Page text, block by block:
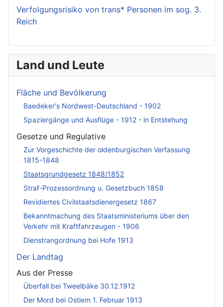
Verfolgungsrisiko von trans* Personen im sog. 3.
Reich
Land und Leute
Fläche und Bevölkerung
Baedeker's Nordwest-Deutschland - 1902
Spaziergänge und Ausflüge - 1912 - in Entstehung
Gesetze und Regulative
Zur Vorgeschichte der oldenburgischen Verfassung
1815-1848
Staatsgrundgesetz 1848/1852
Straf-Prozessordnung u. Gesetzbuch 1858
Revidiertes Civilstaatsdienergesetz 1867
Bekanntmachung des Staatsministeriums über den
Verkehr mit Kraftfahrzeugen - 1906
Dienstrangordnung bei Hofe 1913
Der Landtag
Aus der Presse
Überfall bei Tweelbäke 30.12.1912
Der Mord bei Ostiem 1. Februar 1913